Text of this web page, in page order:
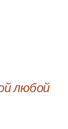
любой